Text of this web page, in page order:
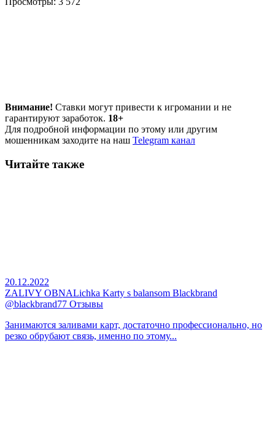
Внимание! Ставки могут привести к игромании и не
гарантируют заработок. 18+
Для подробной информации по этому или другим
мошенникам заходите на наш Telegram канал
Читайте также
20.12.2022
ZALIVY OBNALichka Karty s balansom Blackbrand
@blackbrand77 Отзывы
Занимаются заливами карт, достаточно профессионально, но
резко обрубают связь, именно по этому...